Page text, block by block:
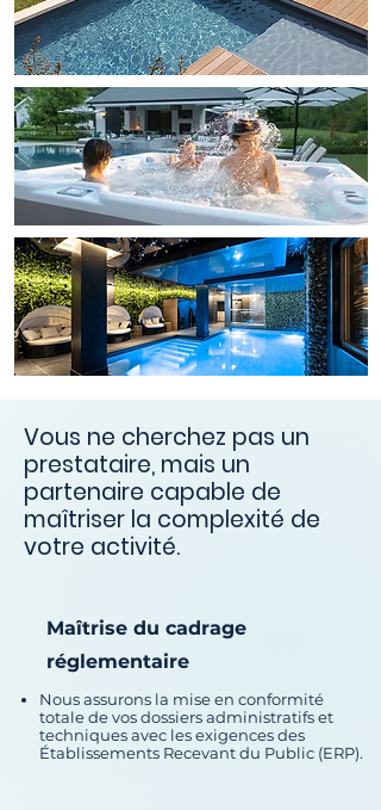
Vous ne cherchez pas un
prestataire, mais un
partenaire capable de
maîtriser la complexité de
votre activité.
Maîtrise du cadrage
réglementaire
Nous assurons la mise en conformité
totale de vos dossiers administratifs et
techniques avec les exigences des
Établissements Recevant du Public (ERP).